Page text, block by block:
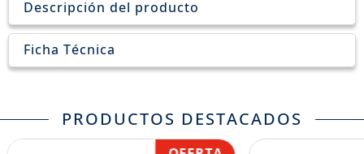
Descripción del producto
Ficha Técnica
PRODUCTOS DESTACADOS